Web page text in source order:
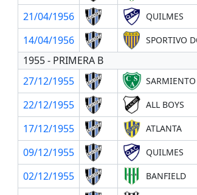
21/04/1956
QUILMES
14/04/1956
SPORTIVO
1955 - PRIMERA B
27/12/1955
22/12/1955
ALL BOYS
17/12/1955
ATLANTA
09/12/1955
QUILMES
02/12/1955
BANFIELD